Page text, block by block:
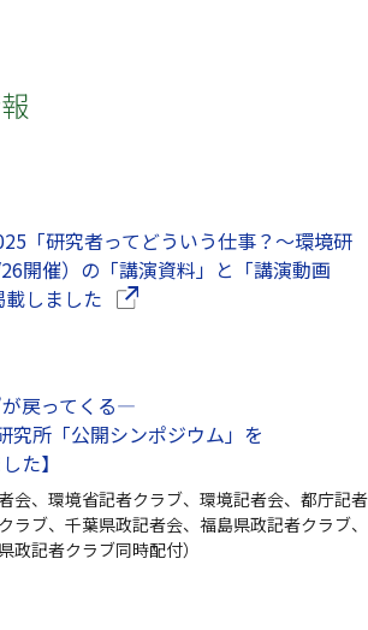
「研究者ってどういう仕事？～環境研
開催）の「講演資料」と「講演動画
載しました （別ウインドウで開きます）
戻ってくる—
究所「公開シンポジウム」を
た】
会、環境省記者クラブ、環境記者会、都庁記者
ラブ、千葉県政記者会、福島県政記者クラブ、
政記者クラブ同時配付）